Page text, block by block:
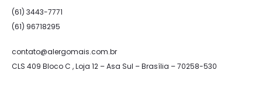
(61) 3443-7771
(61) 96718295
contato@alergomais.com.br
CLS 409 Bloco C , Loja 12 – Asa Sul – Brasília – 70258-530